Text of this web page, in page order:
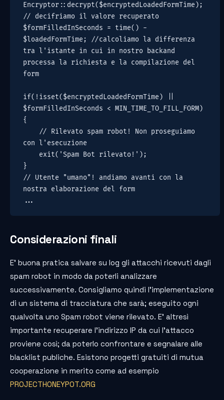
Encryptor::decrypt($encryptedLoadedFormTime);
// decifriamo il valore recuperato
$formFilledInSeconds = time() -
$loadedFormTime; //calcoliamo la differenza
tra l'istante in cui in nostro backand
processa la richiesta e la compilazione del
form
if(!isset($encryptedLoadedFormTime) ||
$formFilledInSeconds < MIN_TIME_TO_FILL_FORM)
{
con l'esecuzione
}
// Utente "umano"! andiamo avanti con la
nostra elaborazione del form
...
Considerazioni finali
E’ buona pratica salvare su log gli attacchi ricevuti dagli
spam robot in modo da poterli analizzare
successivamente. Consigliamo quindi l’implementazione
di un sistema di tracciatura che sarà; eseguito ogni
qualvolta uno Spam robot viene rilevato. E’ altresì
importante recuperare l’indirizzo IP da cui l’attacco
proviene così; da poterlo confrontare e segnalare alle
blacklist publiche. Esistono progetti gratuiti di mutua
cooperazione in merito come ad esempio
PROJECTHONEYPOT.ORG